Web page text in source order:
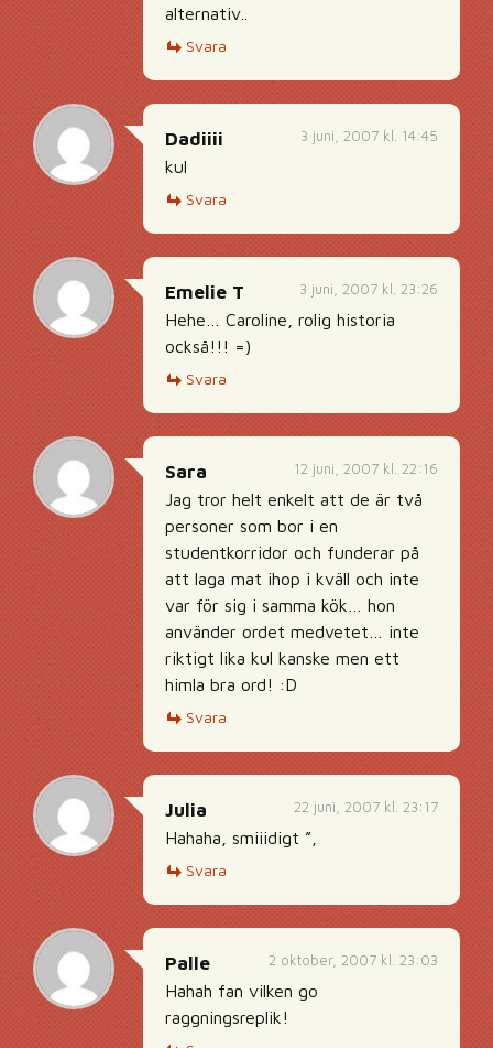
alternativ..
Svara
3 juni, 2007 kl. 14:45
Dadiiii
kul
Svara
3 juni, 2007 kl. 23:26
Emelie T
Hehe… Caroline, rolig historia
också!!! =)
Svara
12 juni, 2007 kl. 22:16
Sara
Jag tror helt enkelt att de är två
personer som bor i en
studentkorridor och funderar på
att laga mat ihop i kväll och inte
var för sig i samma kök… hon
använder ordet medvetet… inte
riktigt lika kul kanske men ett
himla bra ord! :D
Svara
22 juni, 2007 kl. 23:17
Julia
Hahaha, smiiidigt ”,
Svara
2 oktober, 2007 kl. 23:03
Palle
Hahah fan vilken go
raggningsreplik!